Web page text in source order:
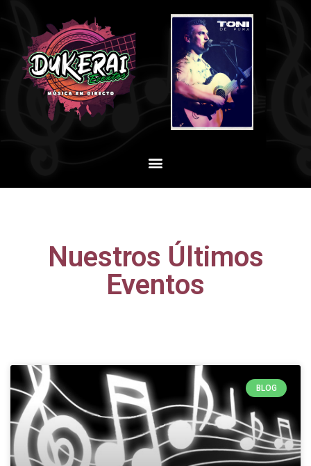
Nuestros Últimos
Eventos
BLOG